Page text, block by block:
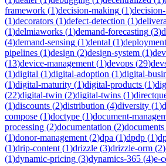
framework (1)decision-making (1)
(1)decorators (1)defect-detection (1)
(1)delmiaworks (1)demand-forecasting (3)
(4)demand-sensing (1)dental (1)deployment
pipelines (1)design (2)design-system (1)
(13)device-management (1)devops (29)
(1)digital (1)digital-adoption (1)digital-
(1)digital-maturity (1)digital-products (1)
(22)digital-twin (2)digital-twins (1)
(1)discounts (2)distribution (4)diversity (1)
compose (1)doctype (1)document-
processing (2)documentation (2)documents
(1)donor-management (2)dpa (1)dpdp (1)
(1)drip-content (1)drizzle (3)drizzle-orm (2)
(1)dynamic-pricing (3)dynamics-365 (4)e-